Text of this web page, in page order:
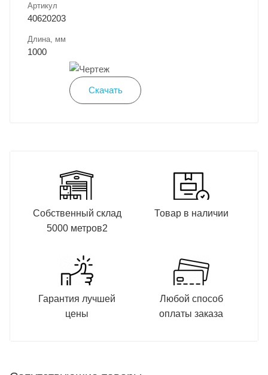
Артикул
40620203
Длина, мм
1000
Скачать
Собственный склад
5000 метров2
Товар в наличии
Гарантия лучшей
цены
Любой способ
оплаты заказа